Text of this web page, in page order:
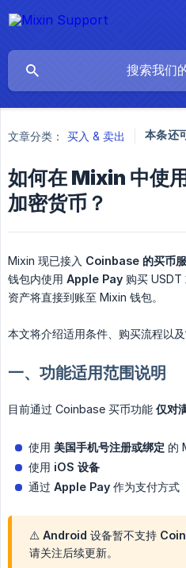
文章分类： 买入 & 卖出 本条还
如何在 Mixin 中使
加密货币？
Mixin 现已接入 Coinbase 的买币
钱包内使用 Apple Pay 购买 USDT
资产将直接到账至 Mixin 钱包。
本文将介绍适用条件、购买流程以及
一、功能适用范围说明
目前通过 Coinbase 买币功能 仅对
使用 美国手机号注册或绑定 的
使用 iOS 设备
通过 Apple Pay 作为支付方式
⚠️ Android 设备暂不支持
请关注后续更新。